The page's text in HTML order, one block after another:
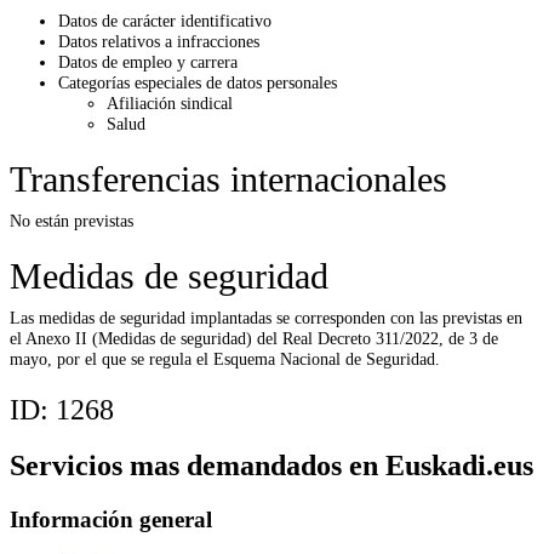
Datos de carácter identificativo
Datos relativos a infracciones
Datos de empleo y carrera
Categorías especiales de datos personales
Afiliación sindical
Salud
Transferencias internacionales
No están previstas
Medidas de seguridad
Las medidas de seguridad implantadas se corresponden con las previstas en
el Anexo II (Medidas de seguridad) del Real Decreto 311/2022, de 3 de
mayo, por el que se regula el Esquema Nacional de Seguridad.
ID: 1268
Servicios mas demandados en Euskadi.eus
Información general